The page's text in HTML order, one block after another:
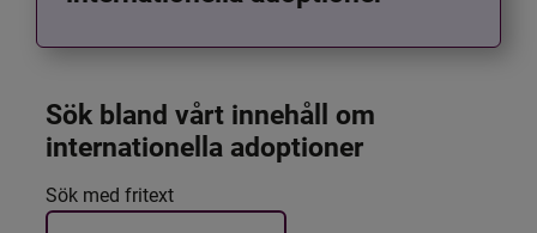
Sök bland vårt innehåll om
internationella adoptioner
Filtrera resultatet
Det här formuläret postas automatiskt
Sök med fritext